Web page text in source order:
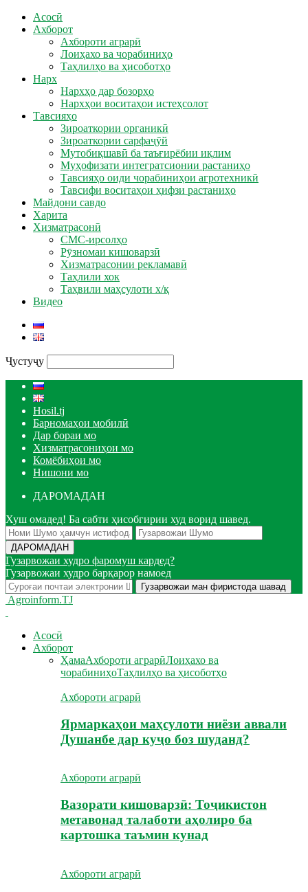
Асосӣ
Ахборот
Ахбороти аграрӣ
Лоиҳахо ва чорабиниҳо
Таҳлилҳо ва ҳисоботҳо
Нарх
Нархҳо дар бозорҳо
Нархҳои воситаҳои истеҳсолот
Тавсияҳо
Зироаткории органикӣ
Зироаткории сарфаҷӯй
Мутобиқшавӣ ба таъғирёбии иқлим
Муҳофизати интегратсионии растаниҳо
Тавсияҳо оиди чорабиниҳои агротехникӣ
Тавсифи воситаҳои ҳифзи растаниҳо
Майдони савдо
Харита
Хизматрасонӣ
СМС-ирсолҳо
Рӯзномаи кишоварзӣ
Хизматрасонии рекламавӣ
Таҳлили хок
Таҳвили маҳсулоти х/қ
Видео
Ҷустуҷу
Hosil.tj
Барномаҳои мобилӣ
Дар бораи мо
Хизматрасониҳои мо
Комёбиҳои мо
Нишони мо
ДАРОМАДАН
Хуш омадед! Ба сабти ҳисобгирии худ ворид шавед.
Гузарвожаи худро фаромуш кардед?
Гузарвожаи худро барқарор намоед
Agroinform.TJ
Асосӣ
Ахборот
ҲамаАхбороти аграрӣЛоиҳахо ва
чорабиниҳоТаҳлилҳо ва ҳисоботҳо
Ахбороти аграрӣ
Ярмаркаҳои маҳсулоти ниёзи аввали
Душанбе дар куҷо боз шуданд?
Ахбороти аграрӣ
Вазорати кишоварзӣ: Тоҷикистон
метавонад талаботи аҳолиро ба
картошка таъмин кунад
Ахбороти аграрӣ